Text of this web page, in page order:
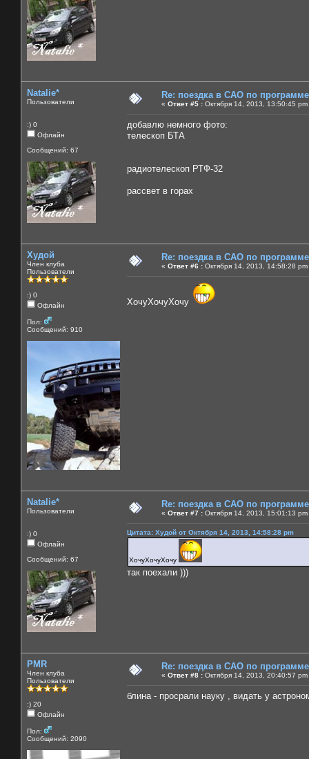
Natalie*
Пользователи
:) 0
Офлайн
Сообщений: 67
Re: поездка в САО по
« Ответ #5 : Октября 14, 2013, 13:50:45 pm
добавлю немного фото:
телескоп БТА
радиотелескоп РТФ-32
рассвет в горах
Худой
Член клуба
Пользователи
:) 0
Офлайн
Пол:
Сообщений: 910
Re: поездка в САО по
« Ответ #6 : Октября 14, 2013, 14:58:28 pm
ХочуХочуХочу
Natalie*
Пользователи
:) 0
Офлайн
Сообщений: 67
Re: поездка в САО по
« Ответ #7 : Октября 14, 2013, 15:01:13 pm
Цитата: Худой от Октября 14, 2013, 14:58:28 pm
ХочуХочуХочу
так поехали )))
PMR
Член клуба
Пользователи
:) 20
Офлайн
Пол:
Сообщений: 2090
Re: поездка в САО по
« Ответ #8 : Октября 14, 2013, 20:40:57 pm
блина - просрали науку , видать у